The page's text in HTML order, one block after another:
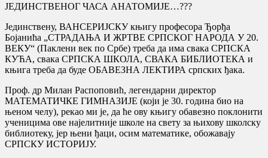
ЈЕДИНСТВЕНОГ ЧАСА АНАТОМИЈЕ…???
Јединствену, ВАНСЕРИЈСКУ књигу професора Ђорђа
Бојанића „СТРАДАЊА И ЖРТВЕ СРПСКОГ НАРОДА У 20.
ВЕКУ“ (Паклени век по Србе) треба да има свака СРПСКА
КУЋА, свака СРПСКА ШКОЛА, СВАКА БИБЛИОТЕКА и
књига треба да буде ОБАВЕЗНА ЛЕКТИРА српских ђака.
Проф. др Милан Распоповић, легендарни директор
МАТЕМАТИЧКЕ ГИМНАЗИЈЕ (који је 30. година био на
њеном челу), рекао ми је, да ће ову књигу обавезно поклонити
ученицима ове најелитније школе на свету за њихову школску
библиотеку, јер њени ђаци, осим математике, обожавају
СРПСКУ ИСТОРИЈУ.